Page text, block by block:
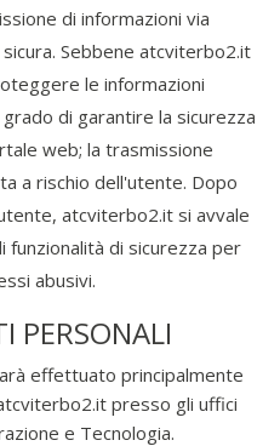
di informazioni via
Sebbene atcviterbo2.it
le informazioni
di garantire la sicurezza
web; la trasmissione
a rischio dell'utente. Dopo
atcviterbo2.it si avvale
di sicurezza per
abusivi.
PERSONALI
effettuato principalmente
presso gli uffici
e Tecnologia.